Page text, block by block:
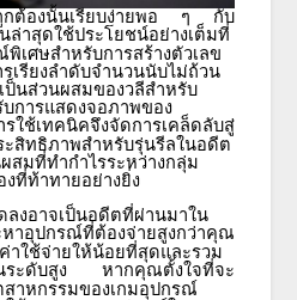
ต้องนั้นเรียบง่ายพอ ๆ กับ
าสุดใช้ประโยชน์อย่างเต็มที่
เศษสำหรับการสร้างตัวเลข
เรียงลำดับจำนวนนับไม่ถ้วน
นส่วนผสมของวลีสำหรับ
การแสดงจอภาพของ
รใช้เทคนิคจึงจัดการเคล็ดลับสู่
ะสิทธิภาพสำหรับรุ่นรีลในอดีต
สมที่ทำกำไรระหว่างกลุ่ม
งที่ท้าทายอย่างยิ่ง
งอาจเป็นอดีตที่ผ่านมาใน
าอุปกรณ์ที่ต้องจ่ายสูงกว่าคุณ
าใช้จ่ายให้น้อยที่สุดและรวม
ะดับสูง
หากคุณตั้งใจที่จะ
าหกรรมของเกมอุปกรณ์